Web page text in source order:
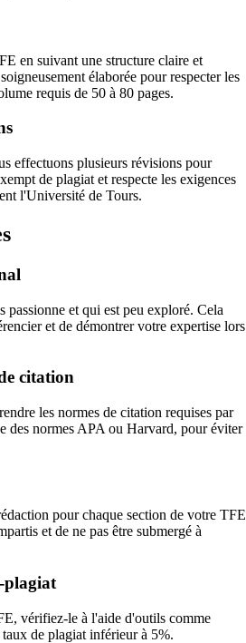
en suivant une structure claire et
élaborée pour respecter les
requis de 50 à 80 pages.
effectuons plusieurs révisions pour
de plagiat et respecte les exigences
l'Université de Tours.
et qui est peu exploré. Cela
et de démontrer votre expertise lors
citation
les normes de citation requises par
des normes APA ou Harvard, pour éviter
pour chaque section de votre TFE
et de ne pas être submergé à
plagiat
vérifiez-le à l'aide d'outils comme
de plagiat inférieur à 5%.